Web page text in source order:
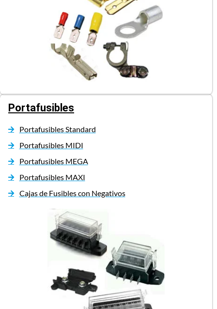
Portafusibles
Portafusibles Standard
Portafusibles MIDI
Portafusibles MEGA
Portafusibles MAXI
Cajas de Fusibles con Negativos